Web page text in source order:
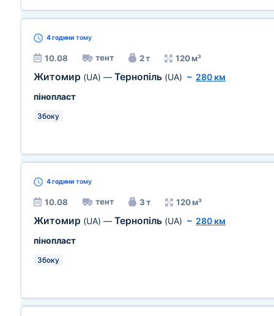
4 години тому
10.08 тент 2 т 120 м³
Житомир (UA) — Тернопіль (UA) ~ 280 км
пінопласт
Збоку
4 години тому
10.08 тент 3 т 120 м³
Житомир (UA) — Тернопіль (UA) ~ 280 км
пінопласт
Збоку